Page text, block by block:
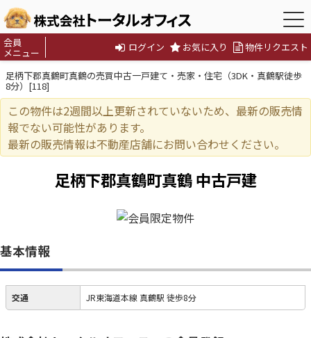
会員
メニュー ログイン お気に入り 物件リクエスト
足柄下郡真鶴町真鶴の売買中古一戸建て・売家・住宅（3DK・真鶴駅徒歩
8分）[118]
この物件は2週間以上更新されていないため、最新の販売情
報でない可能性があります。
最新の販売情報は不動産店舗にお問い合わせください。
足柄下郡真鶴町真鶴 中古戸建
基本情報
交通 JR東海道本線 真鶴駅 徒歩8分